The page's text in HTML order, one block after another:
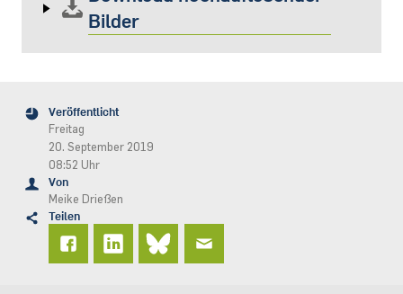
Bilder
Veröffentlicht
Freitag
20. September 2019
08:52 Uhr
Von
Meike Drießen
Teilen